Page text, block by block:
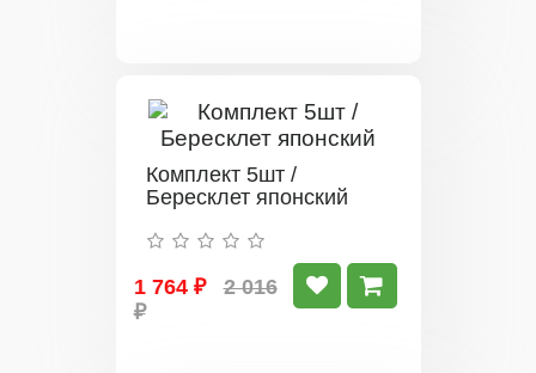
Комплект 5шт /
Бересклет японский
1 764 ₽
2 016
₽